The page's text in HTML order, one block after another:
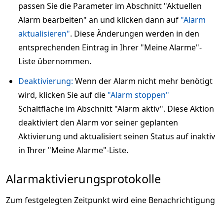
passen Sie die Parameter im Abschnitt "Aktuellen
Alarm bearbeiten" an und klicken dann auf "Alarm
aktualisieren". Diese Änderungen werden in den
entsprechenden Eintrag in Ihrer "Meine Alarme"-
Liste übernommen.
Deaktivierung: Wenn der Alarm nicht mehr benötigt
wird, klicken Sie auf die "Alarm stoppen"
Schaltfläche im Abschnitt "Alarm aktiv". Diese Aktion
deaktiviert den Alarm vor seiner geplanten
Aktivierung und aktualisiert seinen Status auf inaktiv
in Ihrer "Meine Alarme"-Liste.
Alarmaktivierungsprotokolle
Zum festgelegten Zeitpunkt wird eine Benachrichtigung